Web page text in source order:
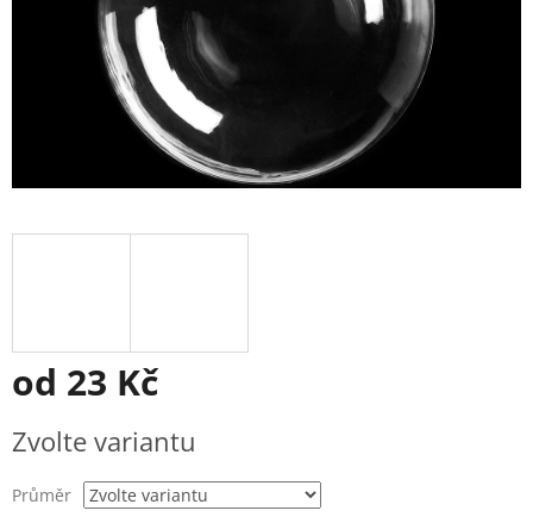
od 23 Kč
cena:
Zvolte variantu
Průměr